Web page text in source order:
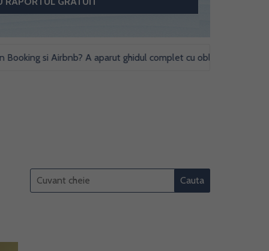
si Airbnb? A aparut ghidul complet cu obligatii fiscale si studii